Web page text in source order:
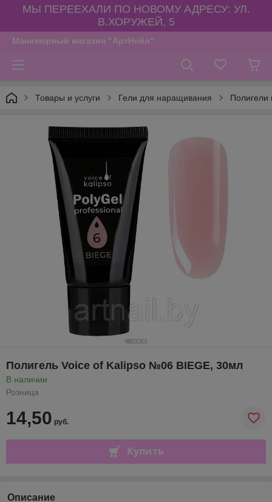
МЫ ПЕРЕЕХАЛИ ПО НОВОМУ АДРЕСУ: УЛ.
В.ХОРУЖЕЙ, 5
Маникюрный магазин "АртНейл"
Товары и услуги Гели для наращивания Полигели
Полигель Voice of Kalipso №06 BIEGE, 30мл
В наличии
Розница
14,50 руб.
Купить
Описание